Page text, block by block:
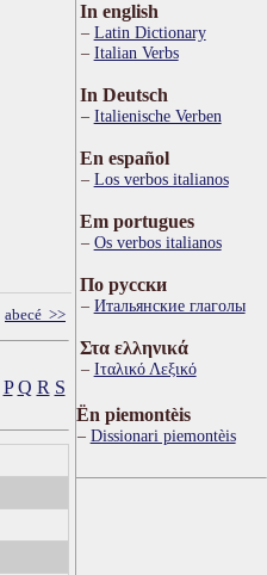
abecé >>
P Q R S
In english
Latin Dictionary
Italian Verbs
In Deutsch
Italienische Verben
En español
Los verbos italianos
Em portugues
Os verbos italianos
По русски
Итальянские глаголы
Στα ελληνικά
Ιταλικό Λεξικό
Ën piemontèis
Dissionari piemontèis